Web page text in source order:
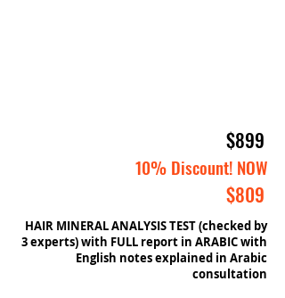
$899
10% Discount! NOW
$809
HAIR MINERAL ANALYSIS TEST (checked by
3 experts) with FULL report in ARABIC with
English notes explained in Arabic
consultation